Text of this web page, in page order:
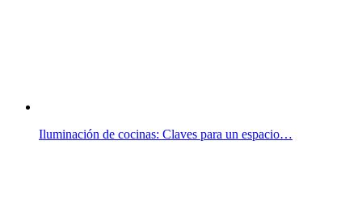
Iluminación de cocinas: Claves para un espacio…